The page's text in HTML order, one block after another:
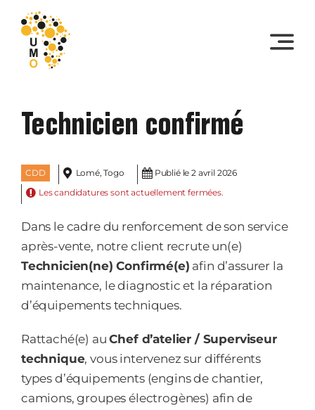
content
Technicien confirmé
CDD Lomé, Togo
Publié le 2 avril 2026
Les candidatures sont actuellement fermées.
Dans le cadre du renforcement de son service
après-vente, notre client recrute un(e)
Technicien(ne) Confirmé(e) afin d’assurer la
maintenance, le diagnostic et la réparation
d’équipements techniques.
Rattaché(e) auChef d’atelier / Superviseur
technique, vous intervenez sur différents
types d’équipements (engins de chantier,
camions, groupes électrogènes) afin de